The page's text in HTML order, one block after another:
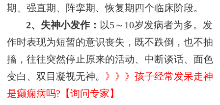
期、强直期、阵挛期、恢复期四个临床阶段。
2、失神小发作： 以5～10岁发病者为多。发
作时表现为短暂的意识丧失，既不跌倒，也不抽
搐，往往突然停止原来的活动、中断谈话、面色
变白、双目凝视无神。 》》》孩子经常发呆走神
是癫痫病吗?【询问专家】